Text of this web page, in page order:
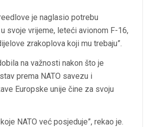
je naglasio potrebu
svoje vrijeme, leteći avionom F-16,
zrakoplova koji mu trebaju”.
na važnosti nakon što je
prema NATO savezu i
Europske unije čine za svoju
NATO već posjeduje”, rekao je.